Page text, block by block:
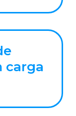
carga